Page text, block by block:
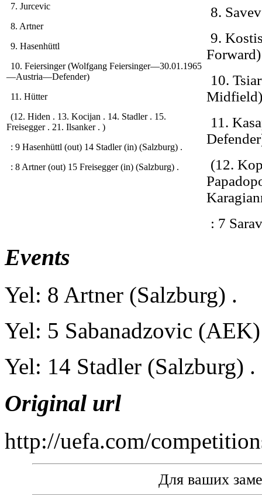
7. Jurcevic
8. Artner
9. Hasenhüttl
10. Feiersinger (Wolfgang Feiersinger—30.01.1965
—Austria—Defender)
11. Hütter
(12. Hiden . 13. Kocijan . 14. Stadler . 15.
Freisegger . 21. Ilsanker . )
: 9 Hasenhüttl (out) 14 Stadler (in) (Salzburg) .
: 8 Artner (out) 15 Freisegger (in) (Salzburg) .
8.
9.
Forward)
10.
Midfield)
11.
(12.
: 7
Events
Yel: 8 Artner (Salzburg) .
Yel: 5 Sabanadzovic
Yel: 14 Stadler (Salzburg) .
Original url
http://uefa.com/
Для ваших